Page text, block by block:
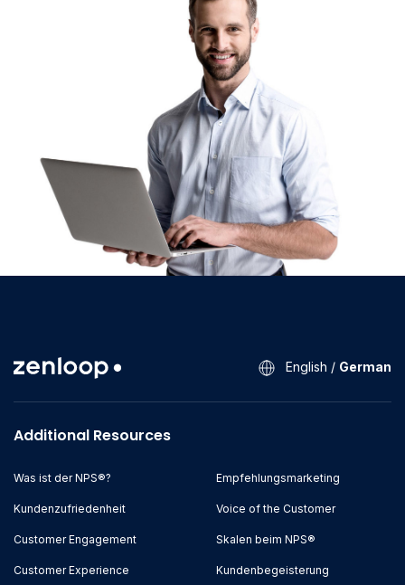
English / German
Additional Resources
Was ist der NPS®?
Kundenzufriedenheit
Customer Engagement
Customer Experience
Empfehlungsmarketing
Voice of the Customer
Skalen beim NPS®
Kundenbegeisterung